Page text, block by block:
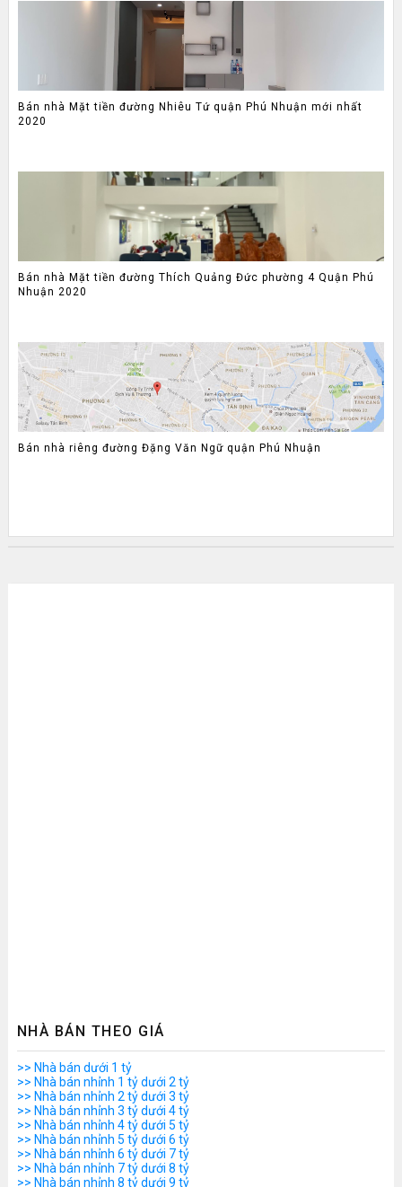
Bán nhà Mặt tiền đường Nhiêu Tứ quận Phú Nhuận mới nhất
2020
Bán nhà Mặt tiền đường Thích Quảng Đức phường 4 Quận Phú
Nhuận 2020
Bán nhà riêng đường Đặng Văn Ngữ quận Phú Nhuận
NHÀ BÁN THEO GIÁ
>> Nhà bán dưới 1 tỷ
>> Nhà bán nhỉnh 1 tỷ dưới 2 tỷ
>> Nhà bán nhỉnh 2 tỷ dưới 3 tỷ
>> Nhà bán nhỉnh 3 tỷ dưới 4 tỷ
>> Nhà bán nhỉnh 4 tỷ dưới 5 tỷ
>> Nhà bán nhỉnh 5 tỷ dưới 6 tỷ
>> Nhà bán nhỉnh 6 tỷ dưới 7 tỷ
>> Nhà bán nhỉnh 7 tỷ dưới 8 tỷ
>> Nhà bán nhỉnh 8 tỷ dưới 9 tỷ